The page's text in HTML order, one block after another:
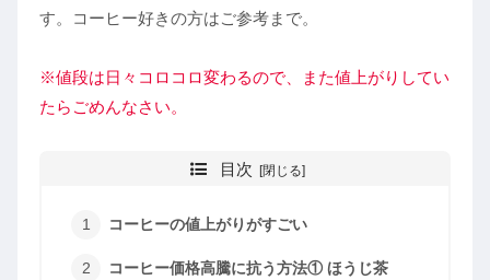
す。コーヒー好きの方はご参考まで。
※値段は日々コロコロ変わるので、また値上がりしてい
たらごめんなさい。
目次
コーヒーの値上がりがすごい
コーヒー価格高騰に抗う方法① ほうじ茶